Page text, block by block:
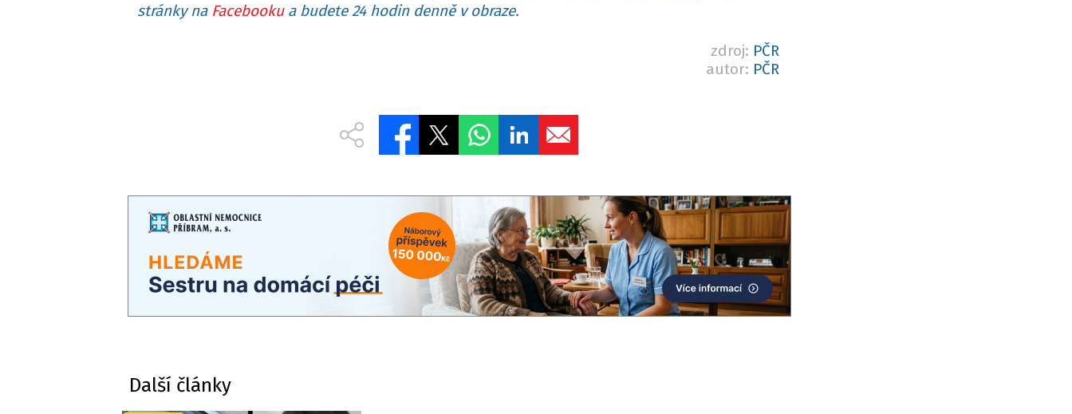
stránky na Facebookua budete 24 hodin denně v obraze.
zdroj: PČR
autor: PČR
Další články